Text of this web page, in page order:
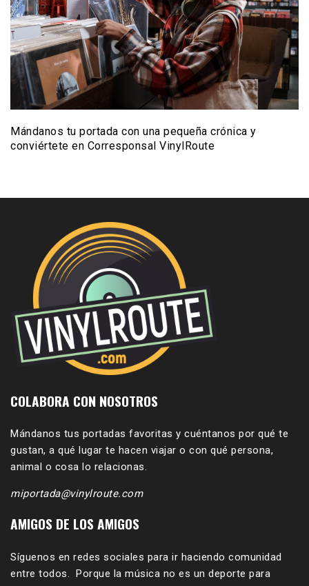
Mándanos tu portada con una pequeña crónica y
conviértete en Corresponsal VinylRoute
COLABORA CON NOSOTROS
Mándanos tus portadas favoritas y cuéntanos por qué te
gustan, a qué lugar te hacen viajar o con qué persona,
animal o cosa lo relacionas.
miportada@vinylroute.com
AMIGOS DE LOS AMIGOS
Síguenos en redes sociales para ir haciendo comunidad
entre todos. Porque la música no es un deporte para